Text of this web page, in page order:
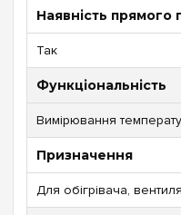
Наявність прямого
Так
Функціональність
Вимірювання
Призначення
Для обігрівача,